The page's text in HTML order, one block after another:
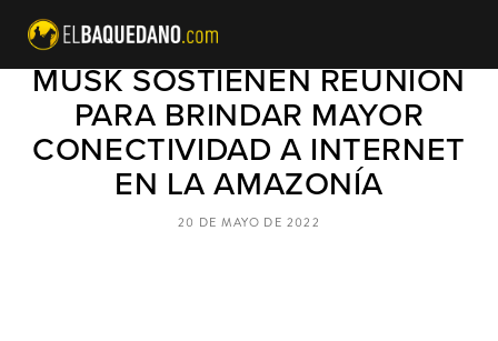
JAIR BOLSONARO Y ELON
MUSK SOSTIENEN REUNIÓN
PARA BRINDAR MAYOR
CONECTIVIDAD A INTERNET
EN LA AMAZONÍA
20 DE MAYO DE 2022